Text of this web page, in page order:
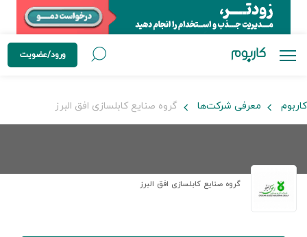
ورود/عضویت
کاربوم معرفی شرکت‌ها گروه صنایع کابلسازی افق البرز
گروه صنایع کابلسازی افق البرز